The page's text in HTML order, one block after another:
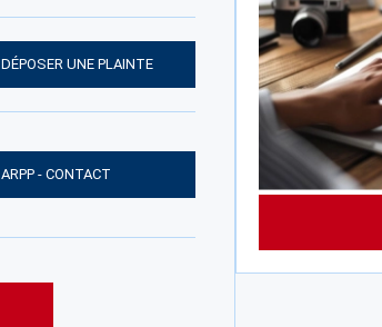
UNE PLAINTE
ARPP - CONTACT